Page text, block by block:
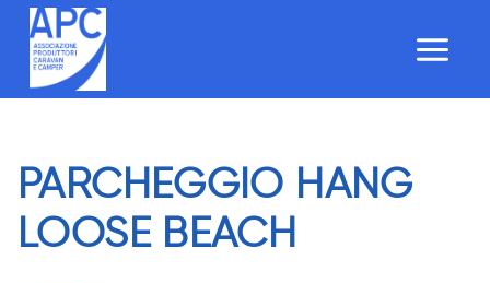
Salta
contenuto
PARCHEGGIO HANG
LOOSE BEACH